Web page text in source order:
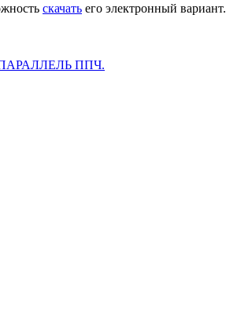
скачать его электронный вариант.
ПАРАЛЛЕЛЬ ППЧ.